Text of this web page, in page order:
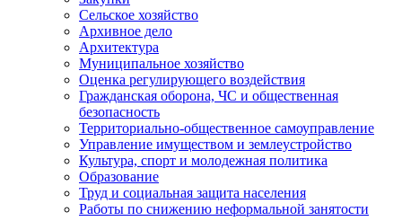
Сельское хозяйство
Архивное дело
Архитектура
Муниципальное хозяйство
Оценка регулирующего воздействия
Гражданская оборона, ЧС и общественная
безопасность
Территориально-общественное самоуправление
Управление имуществом и землеустройство
Культура, спорт и молодежная политика
Образование
Труд и социальная защита населения
Работы по снижению неформальной занятости